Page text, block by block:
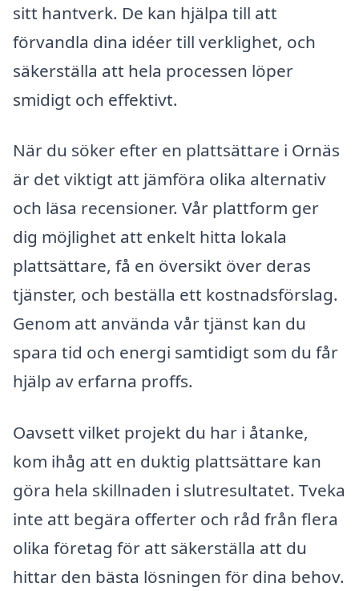
sitt hantverk. De kan hjälpa till att
förvandla dina idéer till verklighet, och
säkerställa att hela processen löper
smidigt och effektivt.
När du söker efter en plattsättare i Ornäs
är det viktigt att jämföra olika alternativ
och läsa recensioner. Vår plattform ger
dig möjlighet att enkelt hitta lokala
plattsättare, få en översikt över deras
tjänster, och beställa ett kostnadsförslag.
Genom att använda vår tjänst kan du
spara tid och energi samtidigt som du får
hjälp av erfarna proffs.
Oavsett vilket projekt du har i åtanke,
kom ihåg att en duktig plattsättare kan
göra hela skillnaden i slutresultatet. Tveka
inte att begära offerter och råd från flera
olika företag för att säkerställa att du
hittar den bästa lösningen för dina behov.